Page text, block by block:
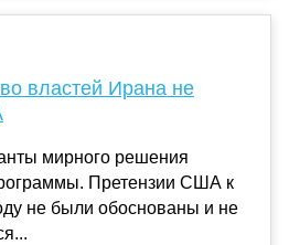
властей Ирана не
мирного решения
Претензии США к
не были обоснованы и не